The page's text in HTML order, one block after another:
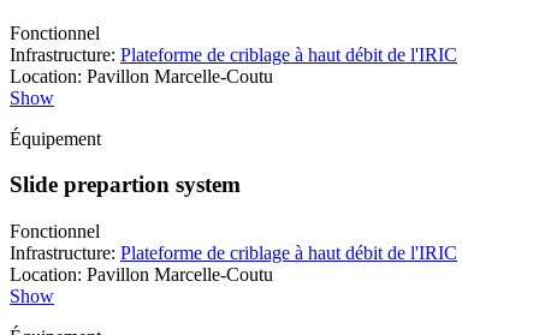
Fonctionnel
Infrastructure: Plateforme de criblage à haut débit de l'IRIC
Location: Pavillon Marcelle-Coutu
Show
Équipement
Slide prepartion system
Fonctionnel
Infrastructure: Plateforme de criblage à haut débit de l'IRIC
Location: Pavillon Marcelle-Coutu
Show